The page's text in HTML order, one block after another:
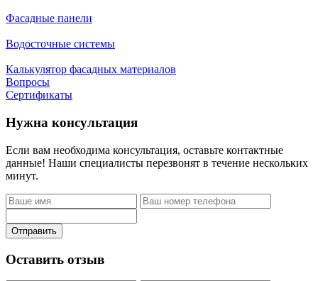
Фасадные панели
Водосточные системы
Калькулятор фасадных материалов
Вопросы
Сертификаты
Нужна консультация
Если вам необходима консультация, оставьте контактные
данные! Наши специалисты перезвонят в течение нескольких
минут.
Отправить
Оставить отзыв